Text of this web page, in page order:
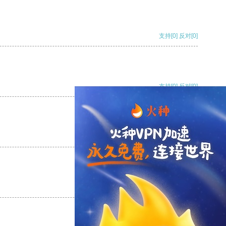
支持[0] 反对[0]
支持[0] 反对[0]
支持[0] 反对
支持